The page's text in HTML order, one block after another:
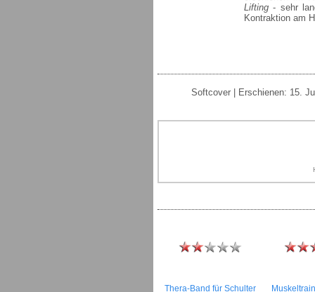
Lifting- sehr
Kontraktion am
Softcover | Erschienen: 15.
Thera-Band für Schulter